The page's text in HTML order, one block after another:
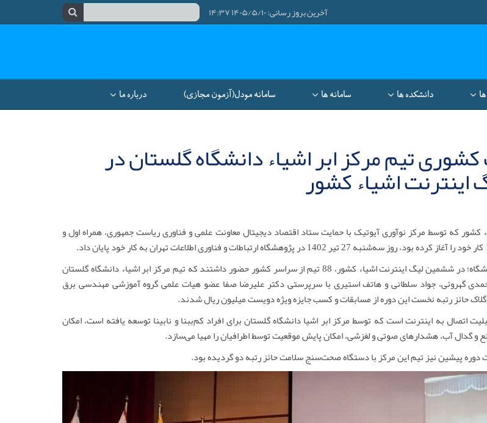
آخرین بروز رسانی: ۱۴۰۵/۵/۱۰ ۱۴:۳۷
دانشکده ها سامانه ها سامانه مودل(آزمون مجازی) درباره ما
تیم مرکز ابر اشیاء دانشگاه گلستان در
اشیاء کشور
که توسط مرکز نوآوری آیوتیک با حمایت ستاد اقتصاد دیجیتال معاونت علمی و فناوری ریاست جمهوری، همراه اول و
به گزارش روابط عمومی دانشگاه؛ در ششمین لیگ اینترنت اشیاء کشور، 88 تیم از سراسر کشور حضور داشتند که تیم مرکز ابر اشیاء دانشگاه گلستان
گهروئی، جواد سلطانی و هاتف استیری با سرپرستی دکتر علیرضا صفا عضو هیات علمی گروه آموزشی مهندسی برق
حائز رتبه نخست این دوره از مسابقات و کسب جایزه ویژه دویست میلیون ریال شدند.
اتصال به اینترنت است که توسط مرکز ابر اشیا دانشگاه گلستان برای افراد کم‌ببنا و نابینا توسعه یافته است، امکان
و گدال آب، هشدارهای صوتی و لغزشی، امکان پایش موقعیت توسط اطرافیان را مهیا می‌سازد.
پیشین نیز تیم این مرکز با دستگاه صحت‌سنج سلامت حائز رتبه دو گردیده بود.